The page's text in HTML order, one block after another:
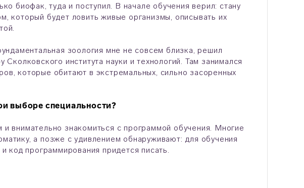
биофак, туда и поступил. В начале обучения верил: стану
который будет ловить живые организмы, описывать их
зоология мне не совсем близка, решил
института науки и технологий. Там занимался
которые обитают в экстремальных, сильно засоренных
выборе специальности?
внимательно знакомиться с программой обучения. Многие
а позже с удивлением обнаруживают: для обучения
код программирования придется писать.